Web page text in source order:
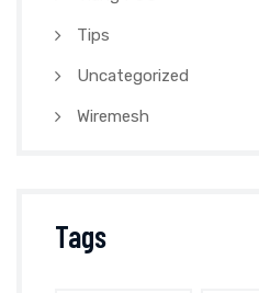
Tips
Uncategorized
Wiremesh
Tags